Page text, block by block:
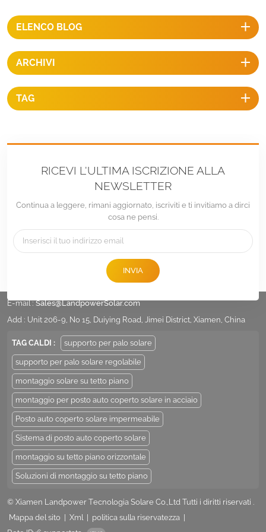
ELENCO BLOG
ARCHIVI
TAG
RICEVI L'ULTIMA ISCRIZIONE ALLA
NEWSLETTER
Continua a leggere, rimani aggiornato, iscriviti e ti invitiamo a dirci
cosa ne pensi.
INVIA
E-mail :Sales@LandpowerSolar.com
Add : Unit 206-9, No 15, Duiying Road, Jimei District, Xiamen, China
TAG CALDI : supporto per palo solare
supporto per palo solare regolabile
montaggio solare su tetto piano
montaggio per posto auto coperto solare in acciaio
Posto auto coperto solare impermeabile
Sistema di posto auto coperto solare
montaggio su tetto piano orizzontale
Soluzioni di montaggio su tetto piano
© Xiamen Landpower Tecnologia Solare Co.,Ltd Tutti i diritti riservati .
Mappa del sito
Xml politica sulla riservatezza